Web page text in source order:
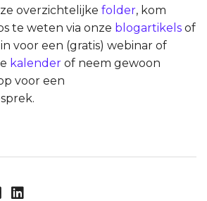
overzichtelijke folder, kom
te weten via onze blogartikels of
in voor een (gratis) webinar of
kalender of neem gewoon
voor een
LinkedIn